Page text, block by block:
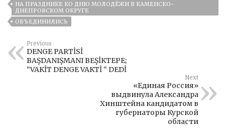
НА ПРАЗДНИКЕ КО ДНЮ МОЛОДЁЖИ В КАМЕНСКО-
ДНЕПРОВСКОМ ОКРУГЕ
ОБЪЕДИНИЛИСЬ
Previous
DENGE PARTİSİ
BAŞDANIŞMANI BEŞİKTEPE;
“VAKİT DENGE VAKTİ “ DEDİ
Next
«Единая Россия»
выдвинула Александра
Хинштейна кандидатом в
губернаторы Курской
области